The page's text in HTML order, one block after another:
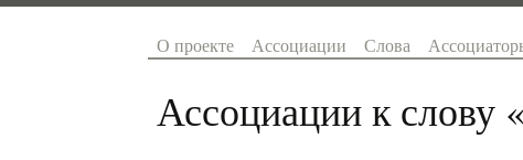
О проекте Ассоциации Слова
Ассоциации к слову